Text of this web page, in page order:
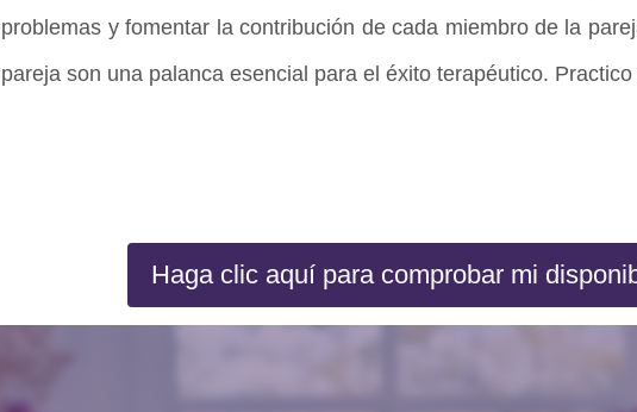
problemas y fomentar la contribución de cada miembro de la
pareja son una palanca esencial para el éxito terapéutico.
Haga clic aquí para comprobar mi